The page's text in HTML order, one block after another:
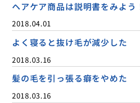
ヘアケア商品は説明書をみよう
2018.04.01
よく寝ると抜け毛が減少した
2018.03.16
髪の毛を引っ張る癖をやめた
2018.03.16